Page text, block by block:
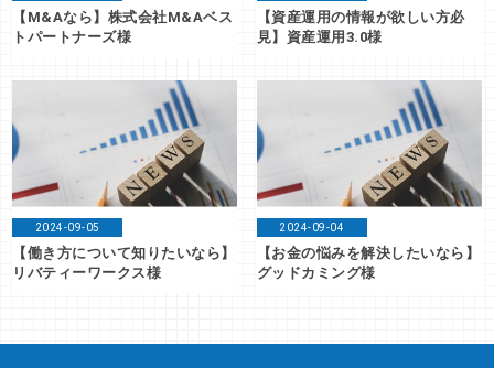
【M&Aなら】株式会社M&Aベス
トパートナーズ様
【資産運用の情報が欲しい方必
見】資産運用3.0様
2024-09-05
【働き方について知りたいなら】
リバティーワークス様
2024-09-04
【お金の悩みを解決したいなら】
グッドカミング様